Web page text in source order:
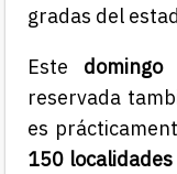
gradas del
Este domingo
reservada
es
150 localidades